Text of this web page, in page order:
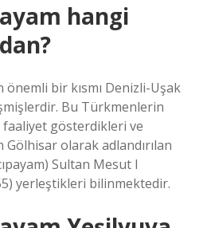
hangi
bir kısmı Denizli-Uşak
Bu Türkmenlerin
gösterdikleri ve
olarak adlandırılan
Sultan Mesut I
yerleştikleri bilinmektedir.